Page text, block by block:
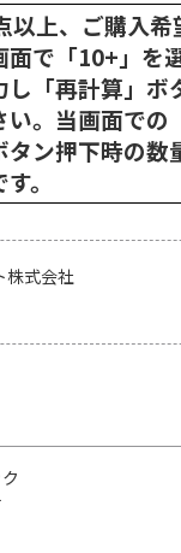
上、ご購入希
面で「10+」を
し「再計算」ボ
い。当画面での
タン押下時の数
。
株式会社